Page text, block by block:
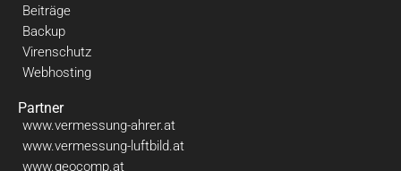
Beiträge
Backup
Virenschutz
Webhosting
Partner
www.vermessung-ahrer.at
www.vermessung-luftbild.at
www.geocomp.at